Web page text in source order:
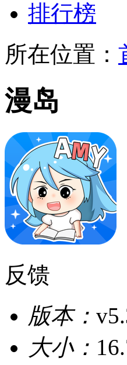
排行榜
所在位置：
漫岛
反馈
版本：
大小：